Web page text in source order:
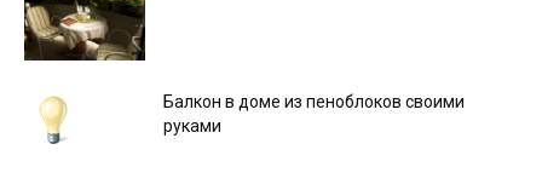
Балкон в доме из пеноблоков своими
руками